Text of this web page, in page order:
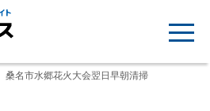
ト
桑名市水郷花火大会翌日早朝清掃